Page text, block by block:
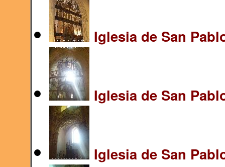
Iglesia de San
Iglesia de San
Iglesia de San